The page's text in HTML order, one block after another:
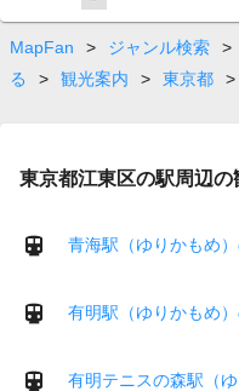
on
page
MapFan > ジャンル検索 >
る
> 観光案内 > 東京都 >
東京都江東区の駅周辺の
青海駅（ゆりかもめ
有明駅（ゆりかもめ
有明テニスの森駅（